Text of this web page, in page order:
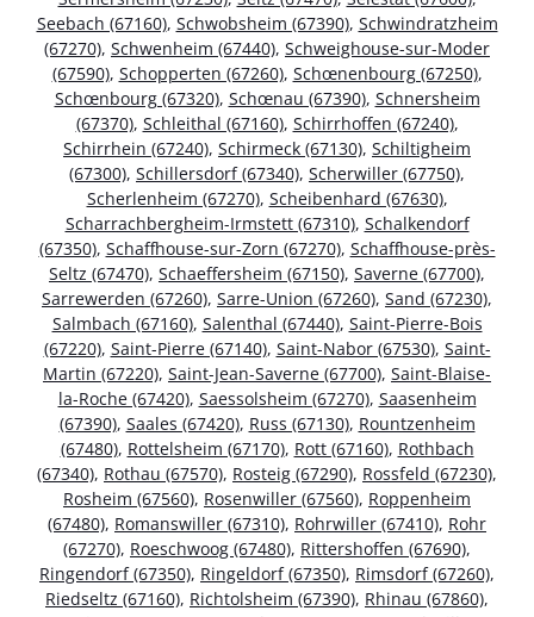
Seebach (67160), Schwobsheim (67390), Schwindratzheim
(67270), Schwenheim (67440), Schweighouse-sur-Moder
(67590), Schopperten (67260), Schœnenbourg (67250),
Schœnbourg (67320), Schœnau (67390), Schnersheim
(67370), Schleithal (67160), Schirrhoffen (67240),
Schirrhein (67240), Schirmeck (67130), Schiltigheim
(67300), Schillersdorf (67340), Scherwiller (67750),
Scherlenheim (67270), Scheibenhard (67630),
Scharrachbergheim-Irmstett (67310), Schalkendorf
(67350), Schaffhouse-sur-Zorn (67270), Schaffhouse-près-
Seltz (67470), Schaeffersheim (67150), Saverne (67700),
Sarrewerden (67260), Sarre-Union (67260), Sand (67230),
Salmbach (67160), Salenthal (67440), Saint-Pierre-Bois
(67220), Saint-Pierre (67140), Saint-Nabor (67530), Saint-
Martin (67220), Saint-Jean-Saverne (67700), Saint-Blaise-
la-Roche (67420), Saessolsheim (67270), Saasenheim
(67390), Saales (67420), Russ (67130), Rountzenheim
(67480), Rottelsheim (67170), Rott (67160), Rothbach
(67340), Rothau (67570), Rosteig (67290), Rossfeld (67230),
Rosheim (67560), Rosenwiller (67560), Roppenheim
(67480), Romanswiller (67310), Rohrwiller (67410), Rohr
(67270), Roeschwoog (67480), Rittershoffen (67690),
Ringendorf (67350), Ringeldorf (67350), Rimsdorf (67260),
Riedseltz (67160), Richtolsheim (67390), Rhinau (67860),